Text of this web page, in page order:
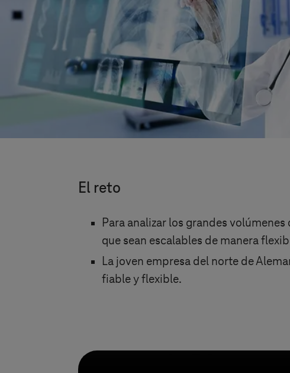
El reto
Para analizar los grandes
que sean escalables de manera
La joven empresa del norte de
fiable y flexible.